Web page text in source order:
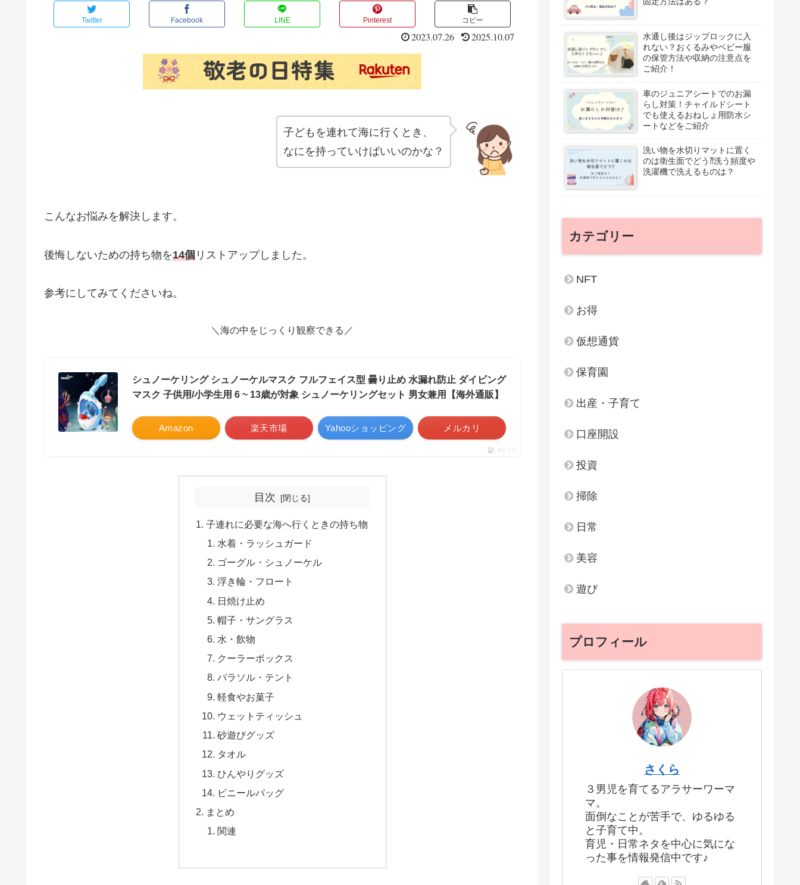
Twitter Facebook LINE Pinterest コピー
2023.07.26 2025.10.07
子どもを連れて海に行くとき、
なにを持っていけばいいのかな？
こんなお悩みを解決します。
後悔しないための持ち物を14個 リストアップしました。
参考にしてみてくださいね。
＼海の中をじっくり観察できる ／
シュノーケリング シュノーケルマスク フルフェイス型 曇り止め 水漏れ防止 ダイビング
マスク 子供用/小学生用 6 ~ 13歳が対象 シュノーケリングセット 男女兼用【海外通販】
Amazon 楽天市場 Yahooショッピング メルカリ
ポチップ
目次
子連れに必要な海へ行くときの持ち物
水着・ラッシュガード
ゴーグル・シュノーケル
浮き輪・フロート
日焼け止め
帽子・サングラス
水・飲物
クーラーボックス
パラソル・テント
軽食やお菓子
ウェットティッシュ
砂遊びグッズ
タオル
ひんやりグッズ
ビニールバッグ
まとめ
関連
水通し後はジップロックに入
れない？おくるみやベビー服
の保管方法や収納の注意点を
ご紹介！
車のジュニアシートでのお漏
らし対策！チャイルドシート
でも使えるおねしょ用防水シ
ートなどをご紹介
洗い物を水切りマットに置く
のは衛生面でどう⁈洗う頻度や
洗濯機で洗えるものは？
カテゴリー
NFT
お得
仮想通貨
保育園
出産・子育て
口座開設
投資
掃除
日常
美容
遊び
プロフィール
さくら
３男児を育てるアラサーワーマ
マ。
面倒なことが苦手で、ゆるゆる
と子育て中。
育児・日常ネタを中心に気にな
った事を情報発信中です♪